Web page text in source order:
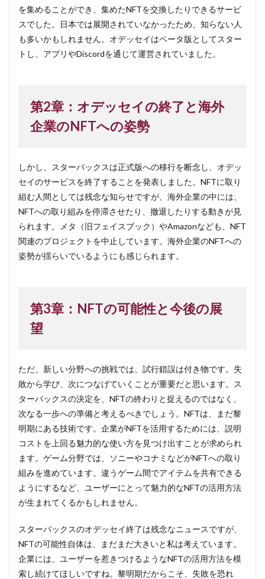
を集めることができ、集めたNFTを交換したりできるサービ
スでした。日本では展開されていなかったため、知らない人
も多いかもしれません。オデッセイはベータ版としてスター
トし、アプリやDiscordを通じて運営されていました。
第2章：オデッセイの終了と海外
企業のNFTへの姿勢
しかし、スターバックスは正式版への移行を断念し、オデッ
セイのサービスを終了することを発表しました。NFTに取り
組む人間としては残念な知らせですが、海外企業の中には、
NFTへの取り組みを停滞させたり、撤退したりする動きが見
られます。メタ（旧フェイスブック）やAmazonなども、NFT
関連のプロジェクトを中止しています。海外企業のNFTへの
姿勢が揺らいでいるようにも感じられます。
第3章：NFTの可能性と今後の展
望
ただ、新しい分野への挑戦では、試行錯誤は付き物です。失
敗から学び、次につなげていくことが重要だと思います。ス
ターバックスの決定を、NFTの終わりと捉えるのではなく、
次なる一歩への準備と考えるべきでしょう。NFTは、まだ黎
明期にある技術です。企業がNFTを活用するためには、説明
コストを上回る魅力的な使い方を見つけ出すことが求められ
ます。ゲーム分野では、ソニーやコナミなどがNFTへの取り
組みを進めています。違うゲーム間でアイテムを共有できる
ようにするなど、ユーザーにとって魅力的なNFTの活用方法
が生まれてくるかもしれません。
スターバックスのオデッセイ終了は残念なニュースですが、
NFTの可能性自体は、まだまだ大きいと私は考えています。
企業には、ユーザーを惹きつけるようなNFTの活用方法を模
索し続けてほしいですね。黎明期だからこそ、失敗を恐れ